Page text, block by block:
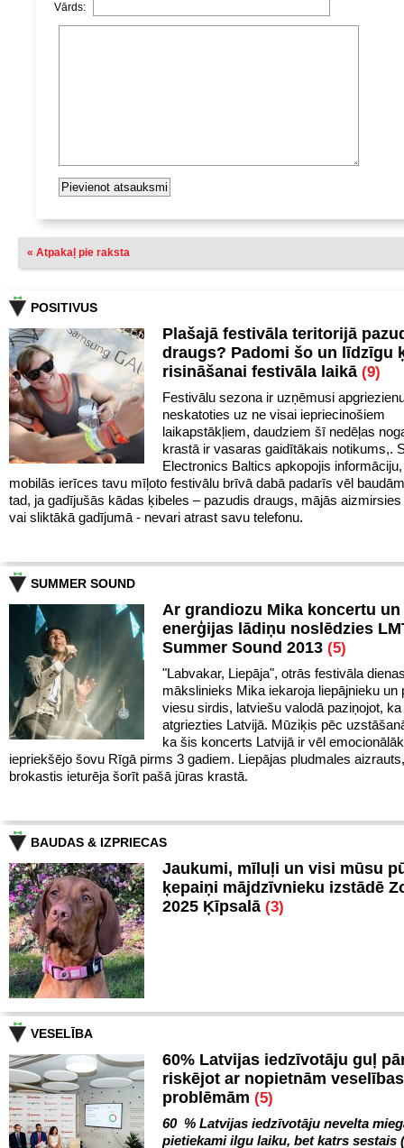
Vārds:
« Atpakaļ pie raksta
POSITIVUS
Plašajā festivāla teritorijā
draugs? Padomi šo un līdzīgu
risināšanai festivāla laikā (9)
Festivālu sezona ir uzņēmusi
neskatoties uz ne visai iepriecinošiem
laikapstākļiem, daudziem šī nedēļas
krastā ir vasaras gaidītākais notikums,.
Electronics Baltics apkopojis
mobilās ierīces tavu mīļoto festivālu brīvā dabā padarīs vēl
tad, ja gadījušās kādas ķibeles – pazudis draugs, mājās aizmirsies
vai sliktākā gadījumā - nevari atrast savu telefonu.
SUMMER SOUND
Ar grandiozu Mika koncertu
enerģijas lādiņu noslēdzies
Summer Sound 2013 (5)
"Labvakar, Liepāja", otrās festivāla
mākslinieks Mika iekaroja liepājnieku un
viesu sirdis, latviešu valodā paziņojot,
atgriezties Latvijā. Mūziķis pēc
ka šis koncerts Latvijā ir vēl
iepriekšējo šovu Rīgā pirms 3 gadiem. Liepājas pludmales
brokastis ieturēja šorīt pašā jūras krastā.
BAUDAS & IZPRIECAS
Jaukumi, mīluļi un visi mūsu
ķepaiņi mājdzīvnieku izstādē
2025 Ķīpsalā (3)
VESELĪBA
60% Latvijas iedzīvotāju guļ
riskējot ar nopietnām veselības
problēmām (5)
60 % Latvijas iedzīvotāju nevelta
pietiekami ilgu laiku, bet katrs sestais